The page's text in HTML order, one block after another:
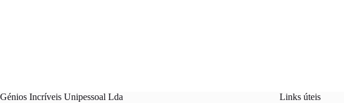
Génios Incríveis Unipessoal Lda Links úteis